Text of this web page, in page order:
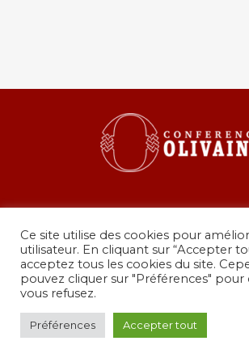
36 rue de Grenelle,
© Copyright 2024 - Conférence
Ce site utilise des cookies pour
utilisateur. En cliquant sur “Accepter
acceptez tous les cookies du site.
pouvez cliquer sur "Préférences" pour
vous refusez.
Préférences Accepter tout